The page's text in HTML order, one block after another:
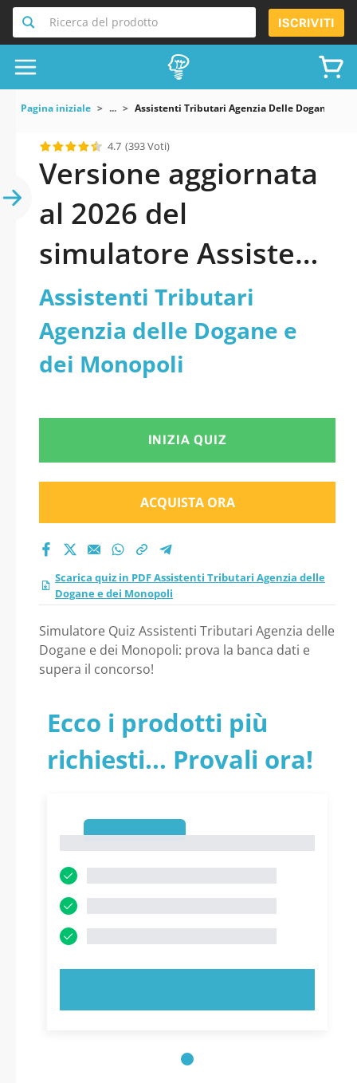
Ricerca del prodotto ISCRIVITI
Pagina iniziale ... Assistenti Tributari Agenzia Delle Dogane E
4.7 (393 Voti)
Versione aggiornata
al 2026 del
simulatore Assistenti
Tributari Agenzia
delle Dogane e dei
Monopoli
Assistenti Tributari
Agenzia delle Dogane e
dei Monopoli
INIZIA QUIZ
ACQUISTA ORA
Scarica quiz in PDF Assistenti Tributari Agenzia delle
Dogane e dei Monopoli
Simulatore Quiz Assistenti Tributari Agenzia delle
Dogane e dei Monopoli: prova la banca dati e
supera il concorso!
Ecco i prodotti più
richiesti... Provali ora!